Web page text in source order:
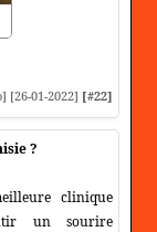
[26-01-2022] [#22]
?
clinique
un sourire